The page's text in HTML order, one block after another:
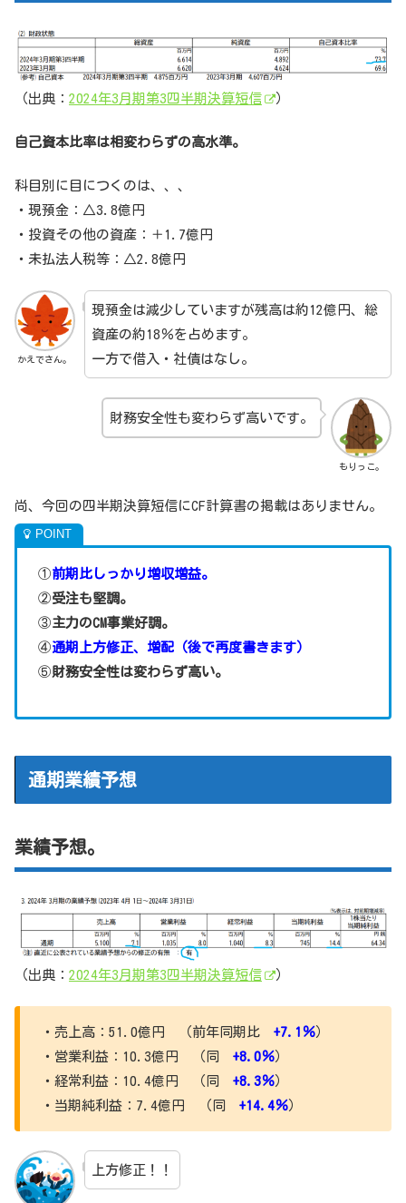
（出典： 2024年3月期第3四半期決算短信 ）
自己資本比率は相変わらずの高水準。
科目別に目につくのは、、、
・現預金：△3.8億円
・投資その他の資産：＋1.7億円
・未払法人税等：△2.8億円
かえでさん。
現預金は減少していますが残高は約12億円、総
資産の約18％を占めます。
一方で借入・社債はなし。
もりっこ。
財務安全性も変わらず高いです。
尚、今回の四半期決算短信にCF計算書の掲載はありません。
①前期比しっかり増収増益。
②受注も堅調。
③主力のCM事業好調。
④通期上方修正、増配（後で再度書きます）
⑤財務安全性は変わらず高い。
通期業績予想
業績予想。
（出典： 2024年3月期第3四半期決算短信 ）
・売上高：51.0億円 （前年同期比 +7.1％）
・営業利益：10.3億円 （同 +8.0％）
・経常利益：10.4億円 （同 +8.3％）
・当期純利益：7.4億円 （同 +14.4％）
上方修正！！